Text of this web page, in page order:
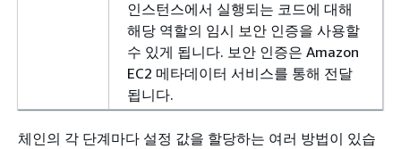
인스턴스에서 실행되는 코드에 대해
해당 역할의 임시 보안 인증을 사용할
수 있게 됩니다. 보안 인증은 Amazon
EC2 메타데이터 서비스를 통해 전달
됩니다.
체인의 각 단계마다 설정 값을 할당하는 여러 방법이 있습